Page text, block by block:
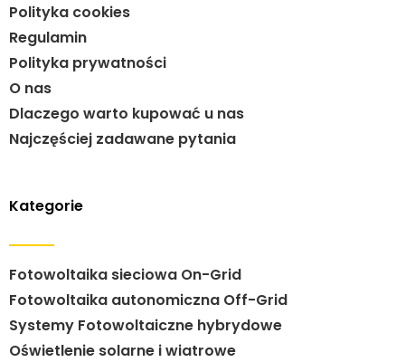
Polityka cookies
Regulamin
Polityka prywatności
O nas
Dlaczego warto kupować u nas
Najczęściej zadawane pytania
Kategorie
Fotowoltaika sieciowa On-Grid
Fotowoltaika autonomiczna Off-Grid
Systemy Fotowoltaiczne hybrydowe
Oświetlenie solarne i wiatrowe